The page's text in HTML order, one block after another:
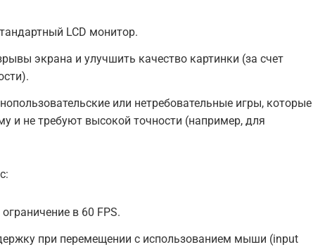
LCD монитор.
экрана и улучшить качество картинки (за счет
или нетребовательные игры, которые
и не требуют высокой точности (например, для
в 60 FPS.
при перемещении с использованием мыши (input